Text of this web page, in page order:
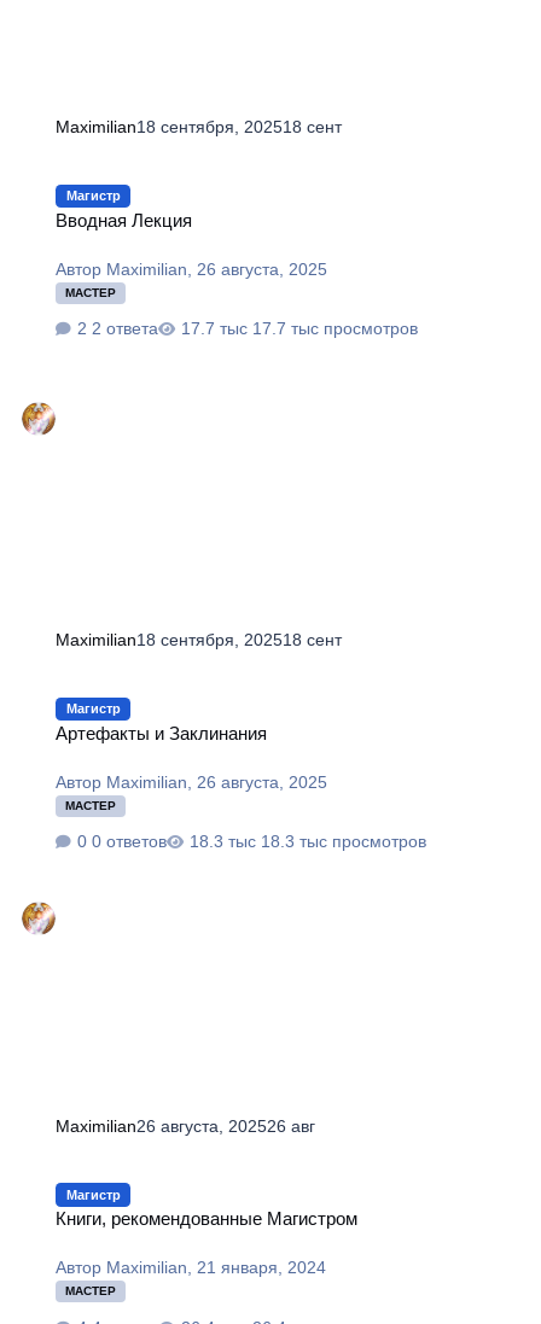
Maximilian18 сентября, 202518 сент
Магистр
Вводная Лекция
Автор Maximilian 26 августа, 2025
МАСТЕР
2 ответа 17.7 тыс просмотров
Maximilian18 сентября, 202518 сент
Магистр
Артефакты и Заклинания
Автор Maximilian 26 августа, 2025
МАСТЕР
0 ответов 18.3 тыс просмотров
Maximilian26 августа, 202526 авг
Магистр
Книги, рекомендованные Магистром
Автор Maximilian,21 января, 2024
МАСТЕР